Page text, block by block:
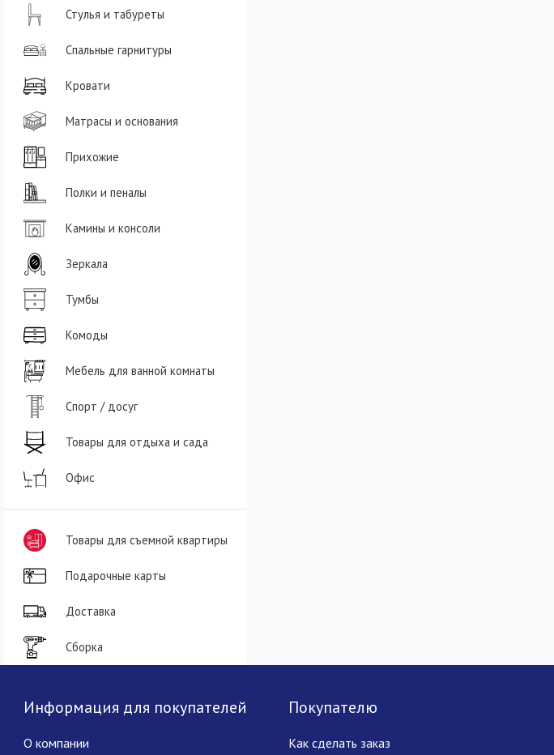
Стулья и табуреты
Спальные гарнитуры
Кровати
Матрасы и основания
Прихожие
Полки и пеналы
Камины и консоли
Зеркала
Тумбы
Комоды
Мебель для ванной комнаты
Спорт / досуг
Товары для отдыха и сада
Офис
Товары для съемной квартиры
Подарочные карты
Доставка
Сборка
Информация для покупателей
О компании
Покупателю
Как сделать заказ